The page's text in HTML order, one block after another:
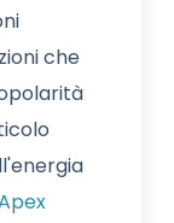
che